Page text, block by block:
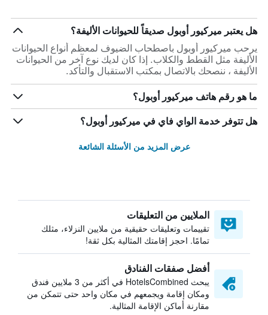
هل يعتبر ميركيور أوبول صديقاً للحيوانات الأليفة؟
يرحب ميركيور أوبول باصطحاب الضيوف لمعظم أنواع الحيوانات
الأليفة مثل القطط والكلاب. إذا كان لديك نوع آخر من الحيوانات
الأليفة ، ننصحك بالاتصال بمكتب الاستقبال والتأكد.
ما هو رقم هاتف ميركيور أوبول؟
هل تتوفر خدمة الواي فاي في ميركيور أوبول؟
عرض المزيد من الأسئلة الشائعة
الملايين من التعليقات
تقييمات وتعليقات حقيقية من ملايين النزلاء، مثلك
تمامًا. احجز إقامتك المثالية بكل ثقة!
أفضل صفقات الفنادق
يبحث HotelsCombined في أكثر من 3 ملايين فندق
ومكان إقامة ويجمعهم في مكان واحد حتى تتمكن من
مقارنة أماكن الإقامة المثالية.